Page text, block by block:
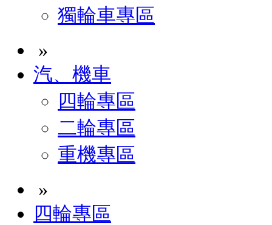
獨輪車專區
»
汽、機車
四輪專區
二輪專區
重機專區
»
四輪專區